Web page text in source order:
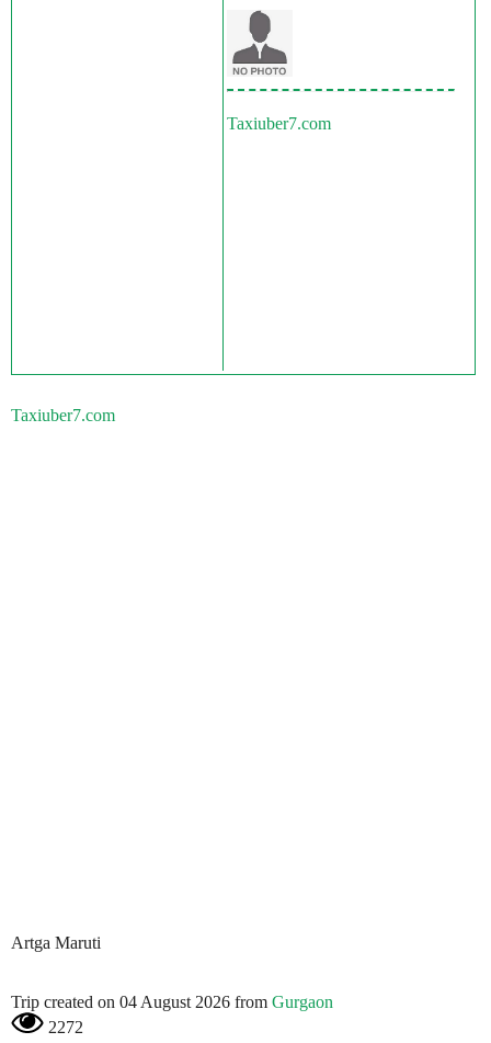
Taxiuber7.com
Taxiuber7.com
Artga Maruti
Trip created on 04 August 2026 from Gurgaon
2272